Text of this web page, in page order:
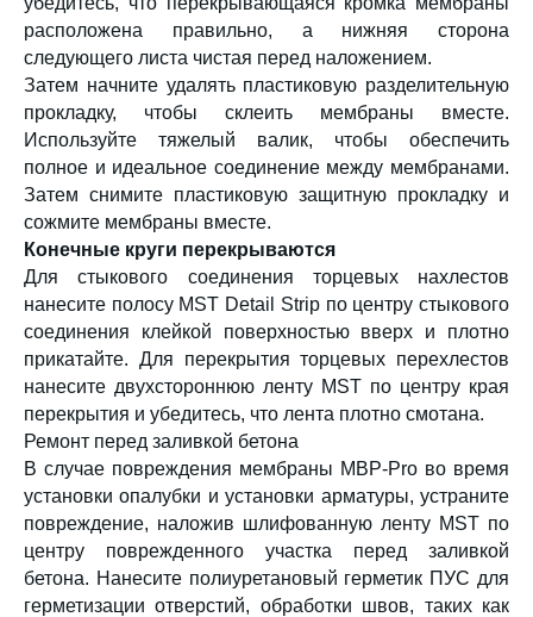
расположена правильно, а нижняя сторона
следующего листа чистая перед наложением.
Затем начните удалять пластиковую разделительную
прокладку, чтобы склеить мембраны вместе.
Используйте тяжелый валик, чтобы обеспечить
полное и идеальное соединение между мембранами.
Затем снимите пластиковую защитную прокладку и
сожмите мембраны вместе.
Конечные круги перекрываются
Для стыкового соединения торцевых нахлестов
нанесите полосу MST Detail Strip по центру стыкового
соединения клейкой поверхностью вверх и плотно
прикатайте. Для перекрытия торцевых перехлестов
нанесите двухстороннюю ленту MST по центру края
перекрытия и убедитесь, что лента плотно смотана.
Ремонт перед заливкой бетона
В случае повреждения мембраны MBP-Pro во время
установки опалубки и установки арматуры, устраните
повреждение, наложив шлифованную ленту MST по
центру поврежденного участка перед заливкой
бетона. Нанесите полиуретановый герметик ПУС для
герметизации отверстий, обработки швов, таких как